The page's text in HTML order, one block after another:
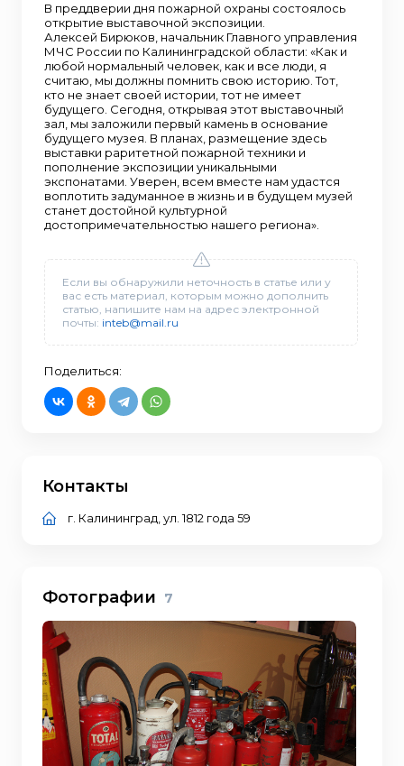
В преддверии дня пожарной охраны состоялось
открытие выставочной экспозиции.
Алексей Бирюков, начальник Главного управления
МЧС России по Калининградской области: «Как и
любой нормальный человек, как и все люди, я
считаю, мы должны помнить свою историю. Тот,
кто не знает своей истории, тот не имеет
будущего. Сегодня, открывая этот выставочный
зал, мы заложили первый камень в основание
будущего музея. В планах, размещение здесь
выставки раритетной пожарной техники и
пополнение экспозиции уникальными
экспонатами. Уверен, всем вместе нам удастся
воплотить задуманное в жизнь и в будущем музей
станет достойной культурной
достопримечательностью нашего региона».
Если вы обнаружили неточность в статье или у
вас есть материал, которым можно дополнить
статью, напишите нам на адрес электронной
почты: inteb@mail.ru
Поделиться:
Контакты
г. Калининград, ул. 1812 года 59
Фотографии 7